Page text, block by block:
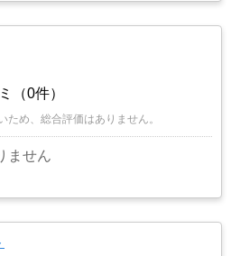
（0件）
め、総合評価はありません。
ません